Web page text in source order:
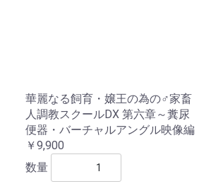
華麗なる飼育・嬢王の為の♂家畜
人調教スクールDX 第六章～糞尿
便器・バーチャルアングル映像編
￥9,900
数量